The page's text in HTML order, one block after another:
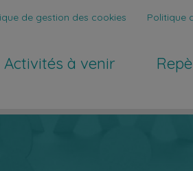
de gestion des cookies Politique
Activités à venir